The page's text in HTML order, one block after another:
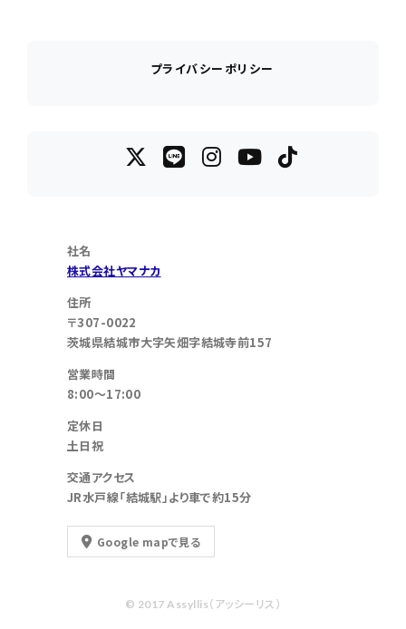
社名
株式会社ヤマナカ
住所
〒307-0022
茨城県結城市大字矢畑字結城寺前157
営業時間
8:00～17:00
定休日
土日祝
交通アクセス
JR水戸線「結城駅」より車で約15分
Google mapで見る
プライバシーポリシー
© 2017 Assyllis（アッシーリス）